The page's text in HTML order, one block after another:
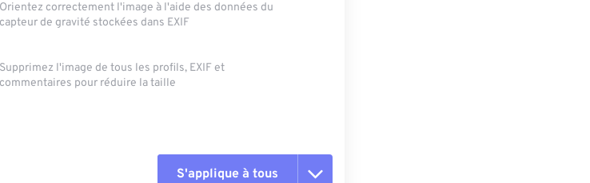
Orientez correctement l'image à l'aide des données du
capteur de gravité stockées dans EXIF
Supprimez l'image de tous les profils, EXIF ​​et
commentaires pour réduire la taille
S'applique à tous